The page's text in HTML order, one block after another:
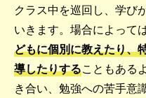
クラス中を巡回し、学び
いきます。場合によっては
どもに個別に教えたり、
導したりすることもある
き合い、勉強への苦手意